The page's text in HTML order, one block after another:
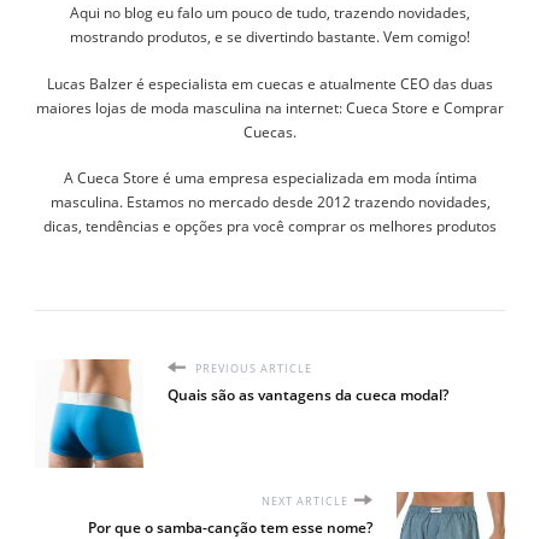
Aqui no blog eu falo um pouco de tudo, trazendo novidades,
mostrando produtos, e se divertindo bastante. Vem comigo!
Lucas Balzer é especialista em cuecas e atualmente CEO das duas
maiores lojas de moda masculina na internet: Cueca Store e Comprar
Cuecas.
A Cueca Store é uma empresa especializada em moda íntima
masculina. Estamos no mercado desde 2012 trazendo novidades,
dicas, tendências e opções pra você comprar os melhores produtos
PREVIOUS ARTICLE
Quais são as vantagens da cueca modal?
NEXT ARTICLE
Por que o samba-canção tem esse nome?